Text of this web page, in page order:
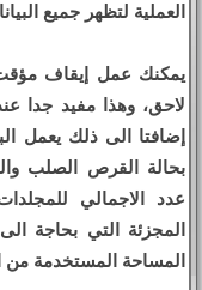
العملية لتظهر جميع
يمكنك عمل إيقاف مؤقت
لاحق، وهذا مفيد جدا
إضافتا الى ذلك يعمل
بحالة القرص الصلب
عدد الاجمالي
المجزئة التي بحاجة
المساحة المستخدمة من